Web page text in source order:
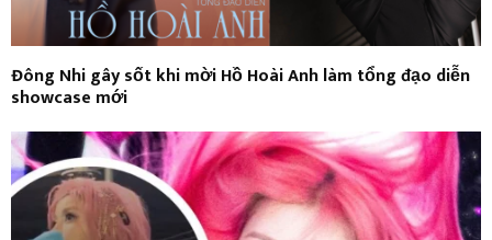
Đông Nhi gây sốt khi mời Hồ Hoài Anh làm tổng đạo diễn
showcase mới